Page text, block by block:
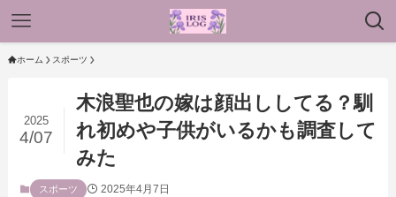
ホーム スポーツ
木浪聖也の嫁は顔出ししてる？馴
れ初めや子供がいるかも調査して
みた
2025
4/07
スポーツ 2025年4月7日